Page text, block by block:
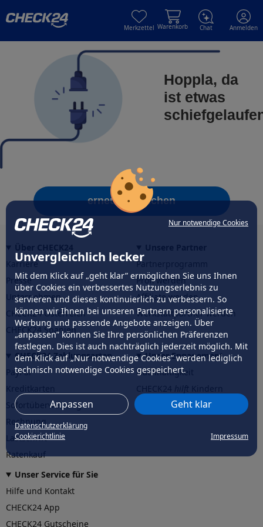
Nur notwendige Cookies
Unvergleichlich lecker
Mit dem Klick auf „geht klar” ermöglichen Sie uns Ihnen
über Cookies ein verbessertes Nutzungserlebnis zu
servieren und dieses kontinuierlich zu verbessern. So
können wir Ihnen bei unseren Partnern personalisierte
Werbung und passende Angebote anzeigen. Über
„anpassen” können Sie Ihre persönlichen Präferenzen
festlegen. Dies ist auch nachträglich jederzeit möglich. Mit
dem Klick auf „Nur notwendige Cookies” werden lediglich
technisch notwendige Cookies gespeichert.
Anpassen Geht klar
Datenschutzerklärung
Cookierichtlinie
Impressum
Merkzettel Warenkorb Chat Anmelden
Hoppla, da
ist etwas
erneut versuchen
Karriere
Presse
Unternehmen
CHECK24 Österreich
CHECK24 Spanien
Partnerprogramm
Profi werden
Affiliate werden
Werkstattpartner werden
CHECK24 Zahlungsarten
PayPal
Sofortüberweisung
Rechnung
Lastschrift
Ratenkauf
Unser Engagement
Nachhaltigkeit
CHECK24hilftder Natur
Unser Service für Sie
Hilfe und Kontakt
CHECK24 App
CHECK24 Gutscheine